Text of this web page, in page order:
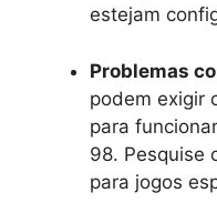
estejam
Problemas
podem exigir
para
98. Pesquise
para jogos